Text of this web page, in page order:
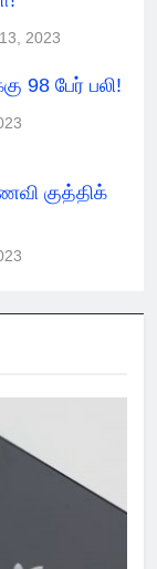
2023
98 பேர் பலி!
குத்திக்